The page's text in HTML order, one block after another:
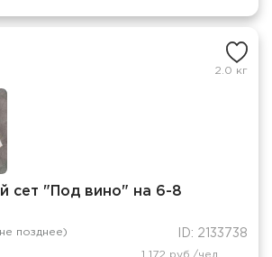
2.0 кг
сет "Под вино" на 6-8
позднее) ID: 2133738
1 172 руб./чел.